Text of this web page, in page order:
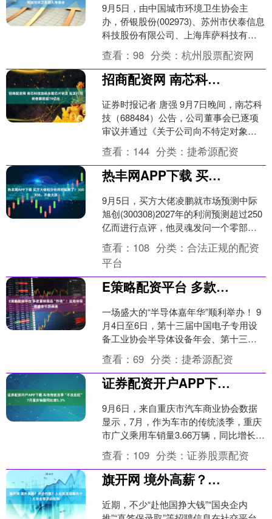
9月5日，由中国城市环境卫生协会主
办，侨银股份(002973)、苏州市伏泰信息
科技股份有限公司、上海库萨科技有限
公司协办的“无人驾驶与环卫机器人专业
委员会筹备会....
查看：98 分类：杭州股票配资网
招商配资网 南芯科技加码车载芯片研发 拟发行可转债募资超19亿元
证券时报记者 唐强 9月7日晚间，南芯科
技（688484）公告，公司董事会已逐项
审议并通过《关于公司向不特定对象发
行可转换公司债券方案的议案》，将于9
月26日召....
查看： 144 分类：捷希源配资
热丰网APP下载 买方大佬和分析师吵起来了！300308，开盘大跌
9月5日，买方大佬凌鹏就市场预测中际
旭创(300308)2027年的利润预测超过250
亿而进行点评，他灵魂发问一个零部件
制造业公司可以达到这么高的年利润，
并质疑....
查看： 108 分类：合法正规的配资
平台
E策略配资平台 多款重磅展品“炸场”！这场半导体盛会干货满满
一场盛大的“半导体嘉年华”顺利举办！ 9
月4日至6日，第十三届中国电子专用设
备工业协会半导体设备年会、第十三届
半导体设备与核心部件及材料展
（CSEAC 2025....
查看：69 分类：捷希源配资
证券配资开户APP下载 车市传统淡季“不淡反旺” 7月重庆销量同比增5.3%
9月6日，来自重庆市汽车商业协会数据
显示，7月，作为车市的传统淡季，重庆
市广义乘用车销量3.66万辆，同比增长
5.3%。其中，新能源汽车销量2.18万
辆，同比增....
查看： 109 分类：证券股票配资
旗开网 境外高薪？央企内推？人社部连续曝光十大毕业季求职陷阱
近期，不少“赴他国挣大钱”“国央企内